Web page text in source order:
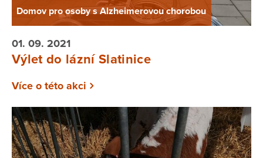
Domov pro osoby s Alzheimerovou chorobou
01. 09. 2021
Výlet do lázní Slatinice
Více o této akci